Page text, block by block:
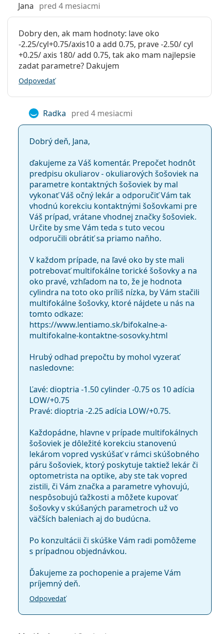
parametrov vrátane vyšších hodnôt.
Špeciálny design- progresívnetorické šošovkys
technológiou Balanced Progressive Technology
určené na korekciu troch zrakových
porúch súčasne.
Pre koho sú Proclear Multifocal Toric
určené?
Pre tých, ktorí trpia astigmatizmom a presbyopiou
(tiež krátkozrakosťou a ďalekozrakosťou).
Pre tých, ktorí uprednostňujú
pretože nechcú striedať okuliare a
šošovkyna korekciu videnia na blízko a do diaľky.
Pre tých, ktorí trpia syndrómom suchého oka.
Často kladené otázky
Ako dlho môžete nosiť šošovky Proclear
Multifocal Toric?
Môžete spať v torických šošovkách Proclear
Multifocal?
Aký je rozdiel medzi balením 3 a 6 kontaktných
šošoviek Proclear Multifocal Toric?
Ostatné kontaktné šošovky
Proclear
Proclear 1 day
Proclear Compatibles Sphere
Proclear Multifocal XR
Proclear Toric XR
Súvisiace články z nášho blogu
Ako rozumieť predpisu na šošovky - dôležité
parametre!
Zvykanie si na kontaktné šošovky: ako dlho to trvá?
Ako sa starať o kontaktné šošovky
Môžete sa sprchovať s nasadenými kontaktnými
šošovkami?
Purpose 360 ml s puzdrom.
Ide o zdravotnícku pomôcku. Pred použitím si
prečítajte pokyny.
Obsah vody:
60 %, 62 %
pre kyslík:
UV filter:
Nie
hydrogélové:
Nie
Expirácia:
Najmenej 47 mesiacov
manipuláciu:
Nie
môže spať:
Áno
Balenie
Výrobca:
CooperVision
3
Hmotnosť:
16 g
Ostatné
Kategória:
Mesačné
Tórické šošovky
Multifokálne šošovky
Kontaktné šošovky
Jana pred 4 mesiacmi
Dobry den, ak mam hodnoty: lave oko
-2.25/cyl+0.75/axis10 a add 0.75, prave -2.50/ cyl
+0.25/ axis 180/ add 0.75, tak ako mam najlepsie
zadat parametre? Dakujem
Odpovedať
Radka pred 4 mesiacmi
Dobrý deň, Jana,
ďakujeme za Váš komentár. Prepočet hodnôt
predpisu okuliarov - okuliarových šošoviek na
parametre kontaktných šošoviek by mal
vykonať Váš očný lekár a odporučiť Vám tak
vhodnú korekciu kontaktnými šošovkami pre
Váš prípad, vrátane vhodnej značky šošoviek.
Určite by sme Vám teda s tuto vecou
odporučili obrátiť sa priamo naňho.
V každom prípade, na ľavé oko by ste mali
potrebovať multifokálne torické šošovky a na
oko pravé, vzhľadom na to, že je hodnota
cylindra na toto oko príliš nízka, by Vám stačili
multifokálne šošovky, ktoré nájdete u nás na
tomto odkaze:
https://www.lentiamo.sk/bifokalne-a-
multifokalne-kontaktne-sosovky.html
Hrubý odhad prepočtu by mohol vyzerať
nasledovne:
Ľavé: dioptria -1.50 cylinder -0.75 os 10 adícia
LOW/+0.75
Pravé: dioptria -2.25 adícia LOW/+0.75.
Každopádne, hlavne v prípade multifokálnych
šošoviek je dôležité korekciu stanovenú
lekárom vopred vyskúšať v rámci skúšobného
páru šošoviek, ktorý poskytuje taktiež lekár či
optometrista na optike, aby ste tak vopred
zistili, či Vám značka a parametre vyhovujú,
nespôsobujú ťažkosti a môžete kupovať
šošovky v skúšaných parametroch už vo
väčších baleniach aj do budúcna.
Po konzultácii či skúške Vám radi pomôžeme
s prípadnou objednávkou.
Ďakujeme za pochopenie a prajeme Vám
príjemný deň.
Odpovedať